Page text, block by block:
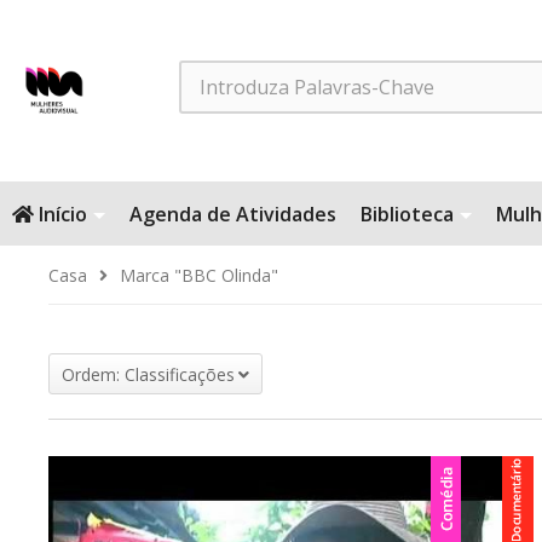
Search
Início Agenda de Atividades Biblioteca
Casa Marca "BBC Olinda"
Ordem: Classificações